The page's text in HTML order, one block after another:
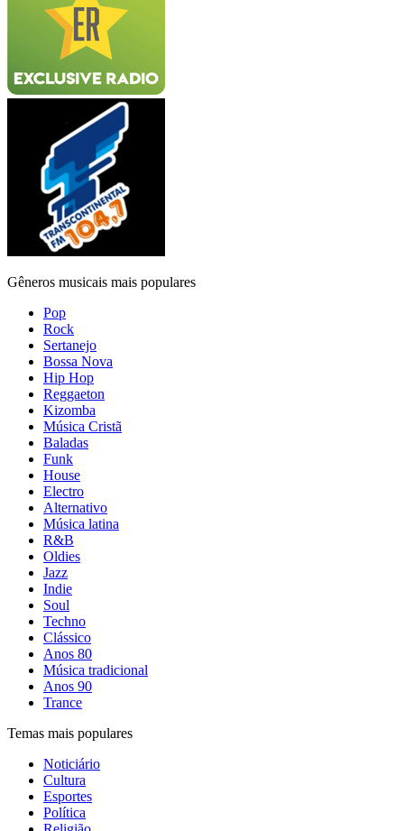
Gêneros musicais mais populares
Pop
Rock
Sertanejo
Bossa Nova
Hip Hop
Reggaeton
Kizomba
Música Cristã
Baladas
Funk
House
Electro
Alternativo
Música latina
R&B
Oldies
Jazz
Indie
Soul
Techno
Clássico
Anos 80
Música tradicional
Anos 90
Trance
Temas mais populares
Noticiário
Cultura
Esportes
Política